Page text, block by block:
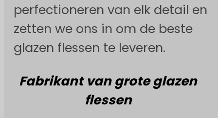
perfectioneren van elk detail en
zetten we ons in om de beste
glazen flessen te leveren.
Fabrikant van grote glazen
flessen